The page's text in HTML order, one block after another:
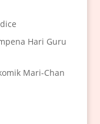
Hari Guru
Mari-Chan